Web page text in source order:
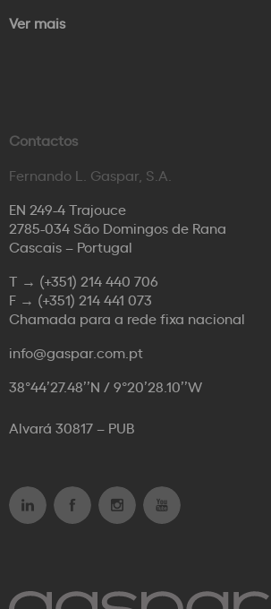
Ver mais
Contactos
Fernando L. Gaspar, S.A.
EN 249-4 Trajouce
2785-034 São Domingos de Rana
Cascais – Portugal
T → (+351) 214 440 706
F → (+351) 214 441 073
Chamada para a rede fixa nacional
info@gaspar.com.pt
38°44’27.48’’N / 9°20’28.10’’W
Alvará 30817 – PUB